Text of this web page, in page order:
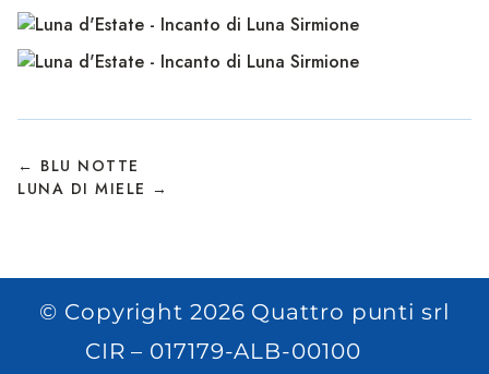
← BLU NOTTE
LUNA DI MIELE →
© Copyright 2026 Quattro punti srl
CIR – 017179-ALB-00100